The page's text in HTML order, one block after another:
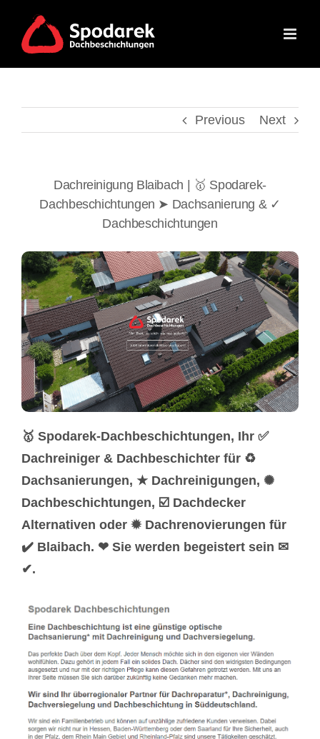
content
Previous Next
Dachreinigung Blaibach | 🥇 Spodarek-
Dachbeschichtungen ➤ Dachsanierung & ✓
Dachbeschichtungen
🥇 Spodarek-Dachbeschichtungen, Ihr ✅
Dachreiniger & Dachbeschichter für ♻
Dachsanierungen, ★ Dachreinigungen, ✺
Dachbeschichtungen, ☑️ Dachdecker
Alternativen oder ✹ Dachrenovierungen für
✔️ Blaibach. ❤ Sie werden begeistert sein ✉
✔.